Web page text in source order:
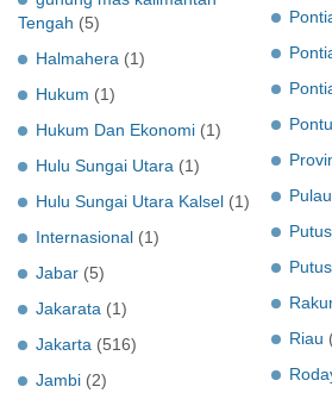
Tengah (5)
Halmahera (1)
Hukum (1)
Hukum Dan Ekonomi (1)
Hulu Sungai Utara (1)
Hulu Sungai Utara Kalsel (1)
Internasional (1)
Jabar (5)
Jakarata (1)
Jakarta (516)
Jambi (2)
Riau